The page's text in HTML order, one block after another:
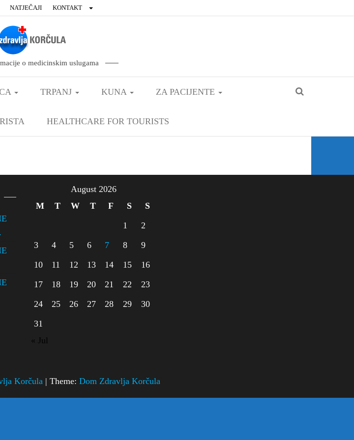
NATJEČAJI KONTAKT
o medicinskim uslugama
TRPANJ KUNA ZA PACIJENTE
HEALTHCARE FOR TOURISTS
August 2026
M
T W T F S
S
1
2
3
4 5 6 7 8
9
10
11 12 13 14 15
16
17
18 19 20 21 22
23
24
25 26 27 28 29
30
31
« Jul
Korčula | Theme: Dom Zdravlja Korčula